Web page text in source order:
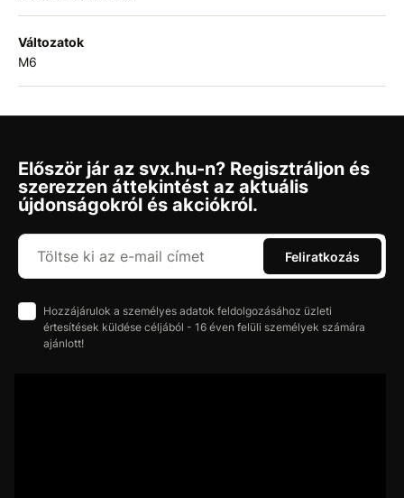
Változatok
M6
Először jár az svx.hu-n? Regisztráljon és
szerezzen áttekintést az aktuális
újdonságokról és akciókról.
Feliratkozás
Hozzájárulok a személyes adatok feldolgozásához üzleti
értesítések küldése céljából - 16 éven felüli személyek számára
ajánlott!